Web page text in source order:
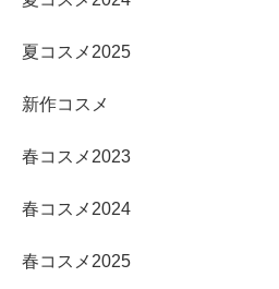
夏コスメ2025
新作コスメ
春コスメ2023
春コスメ2024
春コスメ2025